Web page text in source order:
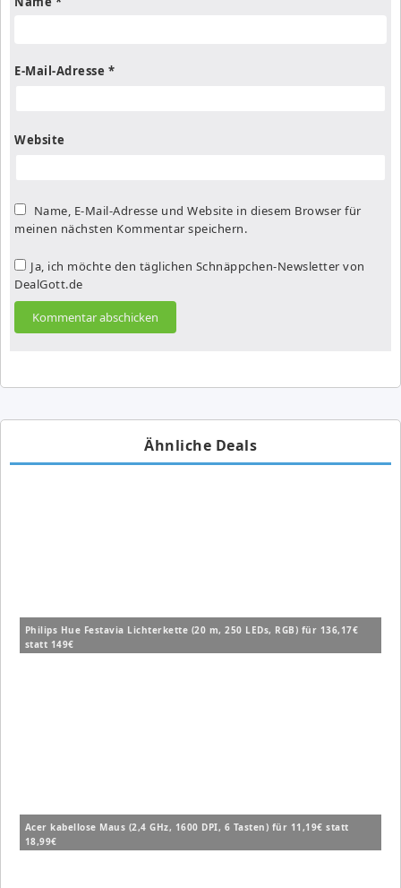
E-Mail-Adresse *
Website
Name, E-Mail-Adresse und Website in diesem Browser für
meinen nächsten Kommentar speichern.
Ja, ich möchte den täglichen Schnäppchen-Newsletter von
DealGott.de
Ähnliche Deals
Philips Hue Festavia Lichterkette (20 m, 250 LEDs, RGB) für 136,17€
statt 149€
Acer kabellose Maus (2,4 GHz, 1600 DPI, 6 Tasten) für 11,19€ statt
18,99€